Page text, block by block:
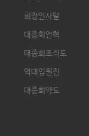
회장인사말
대종회연혁
대종회조직도
역대임원진
대종회약도